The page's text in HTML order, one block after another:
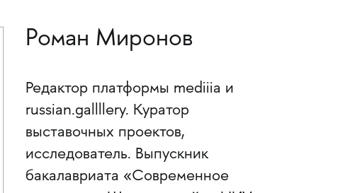
Роман Миронов
Редактор платформы mediiia и
russian.gallllery. Куратор
выставочных проектов,
исследователь. Выпускник
бакалавриата «Современное